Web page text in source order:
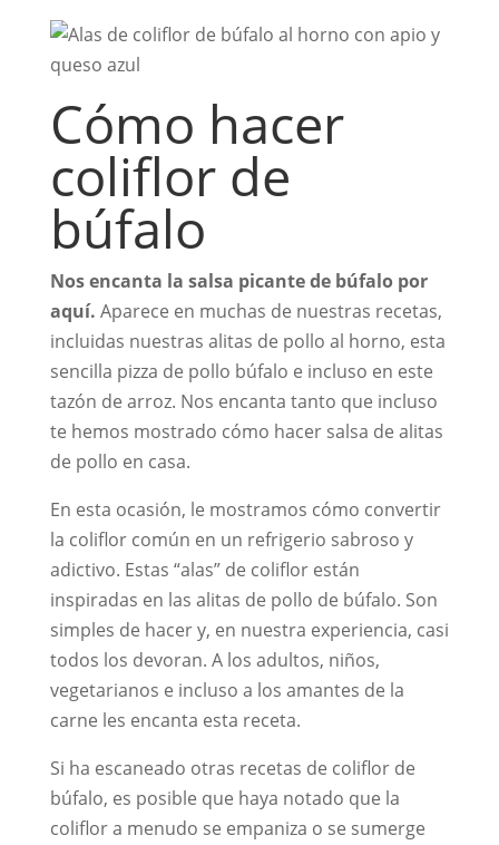
Cómo hacer
coliflor de
búfalo
Nos encanta la salsa picante de búfalo por
aquí. Aparece en muchas de nuestras recetas,
incluidas nuestras alitas de pollo al horno, esta
sencilla pizza de pollo búfalo e incluso en este
tazón de arroz. Nos encanta tanto que incluso
te hemos mostrado cómo hacer salsa de alitas
de pollo en casa.
En esta ocasión, le mostramos cómo convertir
la coliflor común en un refrigerio sabroso y
adictivo. Estas “alas” de coliflor están
inspiradas en las alitas de pollo de búfalo. Son
simples de hacer y, en nuestra experiencia, casi
todos los devoran. A los adultos, niños,
vegetarianos e incluso a los amantes de la
carne les encanta esta receta.
Si ha escaneado otras recetas de coliflor de
búfalo, es posible que haya notado que la
coliflor a menudo se empaniza o se sumerge